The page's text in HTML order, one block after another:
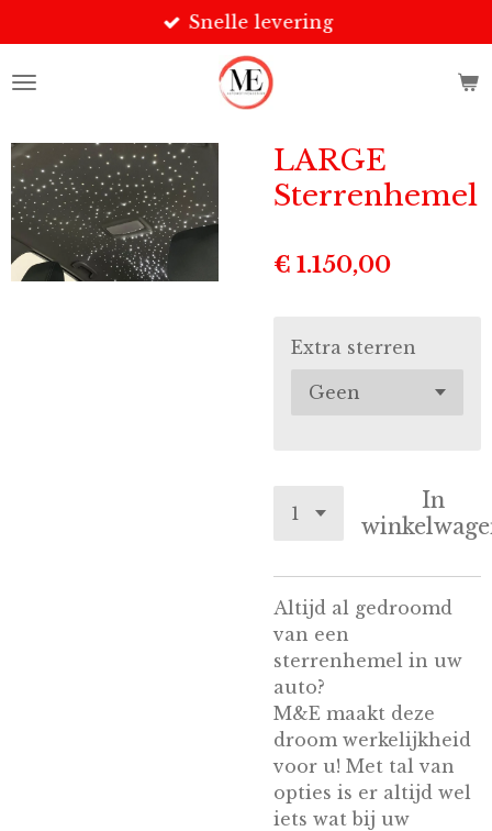
direct
naar
Snelle levering
LARGE
Sterrenhemel
€ 1.150,00
Extra sterren
In
Altijd al gedroomd
van een
sterrenhemel in uw
auto?
M&E maakt deze
droom werkelijkheid
voor u! Met tal van
opties is er altijd wel
iets wat bij uw